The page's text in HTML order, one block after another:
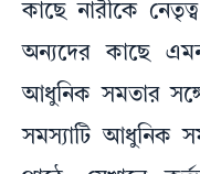
কাছে নারীকে
অন্যদের কাছে
আধুনিক সমতার
সমস্যাটি আধুনিক